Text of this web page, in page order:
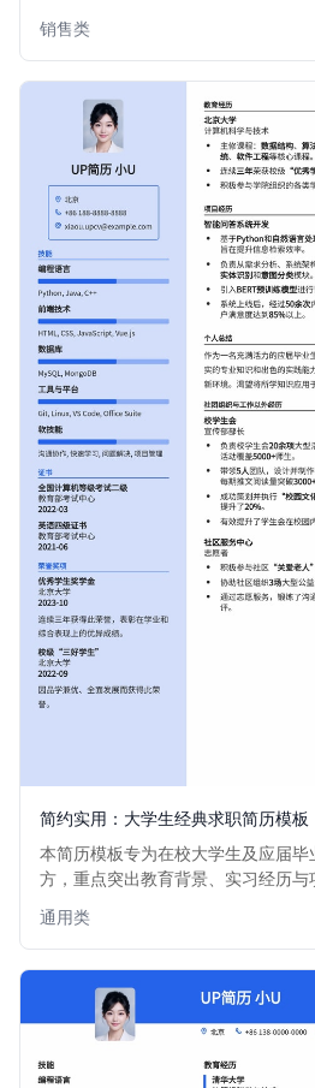
沟通技巧。适用于各类销售职位，
而出，获得心仪的销售机会。
销售类
简约实用：大学生经典求职简历模板
本简历模板专为在校大学生及应届
方，重点突出教育背景、实习经历与
和职位，尤其适合首次求职或实习的
通用类